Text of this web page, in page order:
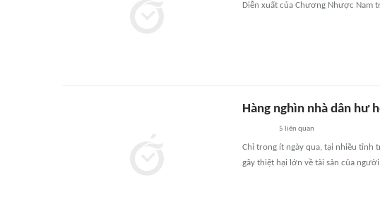
Diễn xuất của Chương Nhược Nam
Hàng nghìn nhà dân hư
5 liên quan
Chỉ trong ít ngày qua, tại nhiều tỉnh
gây thiệt hại lớn về tài sản của